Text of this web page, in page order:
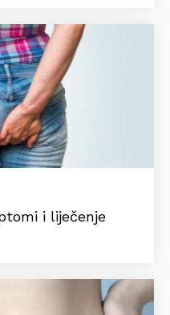
i liječenje